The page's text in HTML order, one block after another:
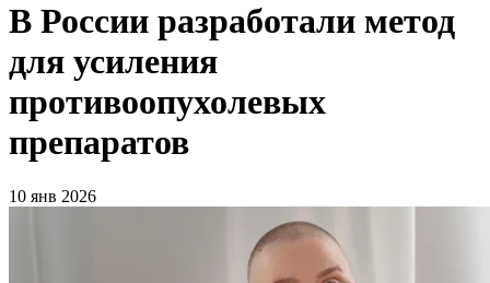
В России разработали метод
для усиления
противоопухолевых
препаратов
10 янв 2026